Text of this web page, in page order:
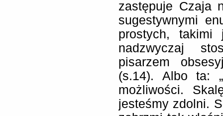
zastępuje Czaja
sugestywnymi
prostych, takimi
nadzwyczaj
pisarzem
(s.14). Albo ta:
możliwości.
jesteśmy zdolni.